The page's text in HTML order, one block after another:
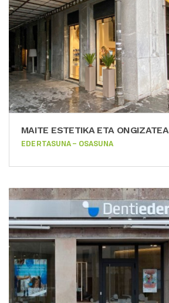
MAITE ESTETIKA ETA ONGIZATEA
EDERTASUNA – OSASUNA